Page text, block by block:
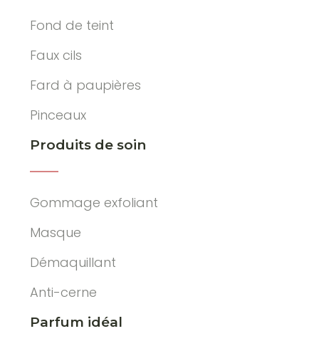
Fond de teint
Faux cils
Fard à paupières
Pinceaux
Produits de soin
Gommage exfoliant
Masque
Démaquillant
Anti-cerne
Parfum idéal